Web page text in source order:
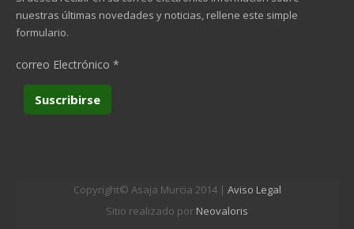
nuestras últimas novedades y noticias, rellene este simple
formulario.
correo Electrónico *
Copyright© Asaja Murcia 2014 | Aviso Legal
Sitio realizado por Neovaloris